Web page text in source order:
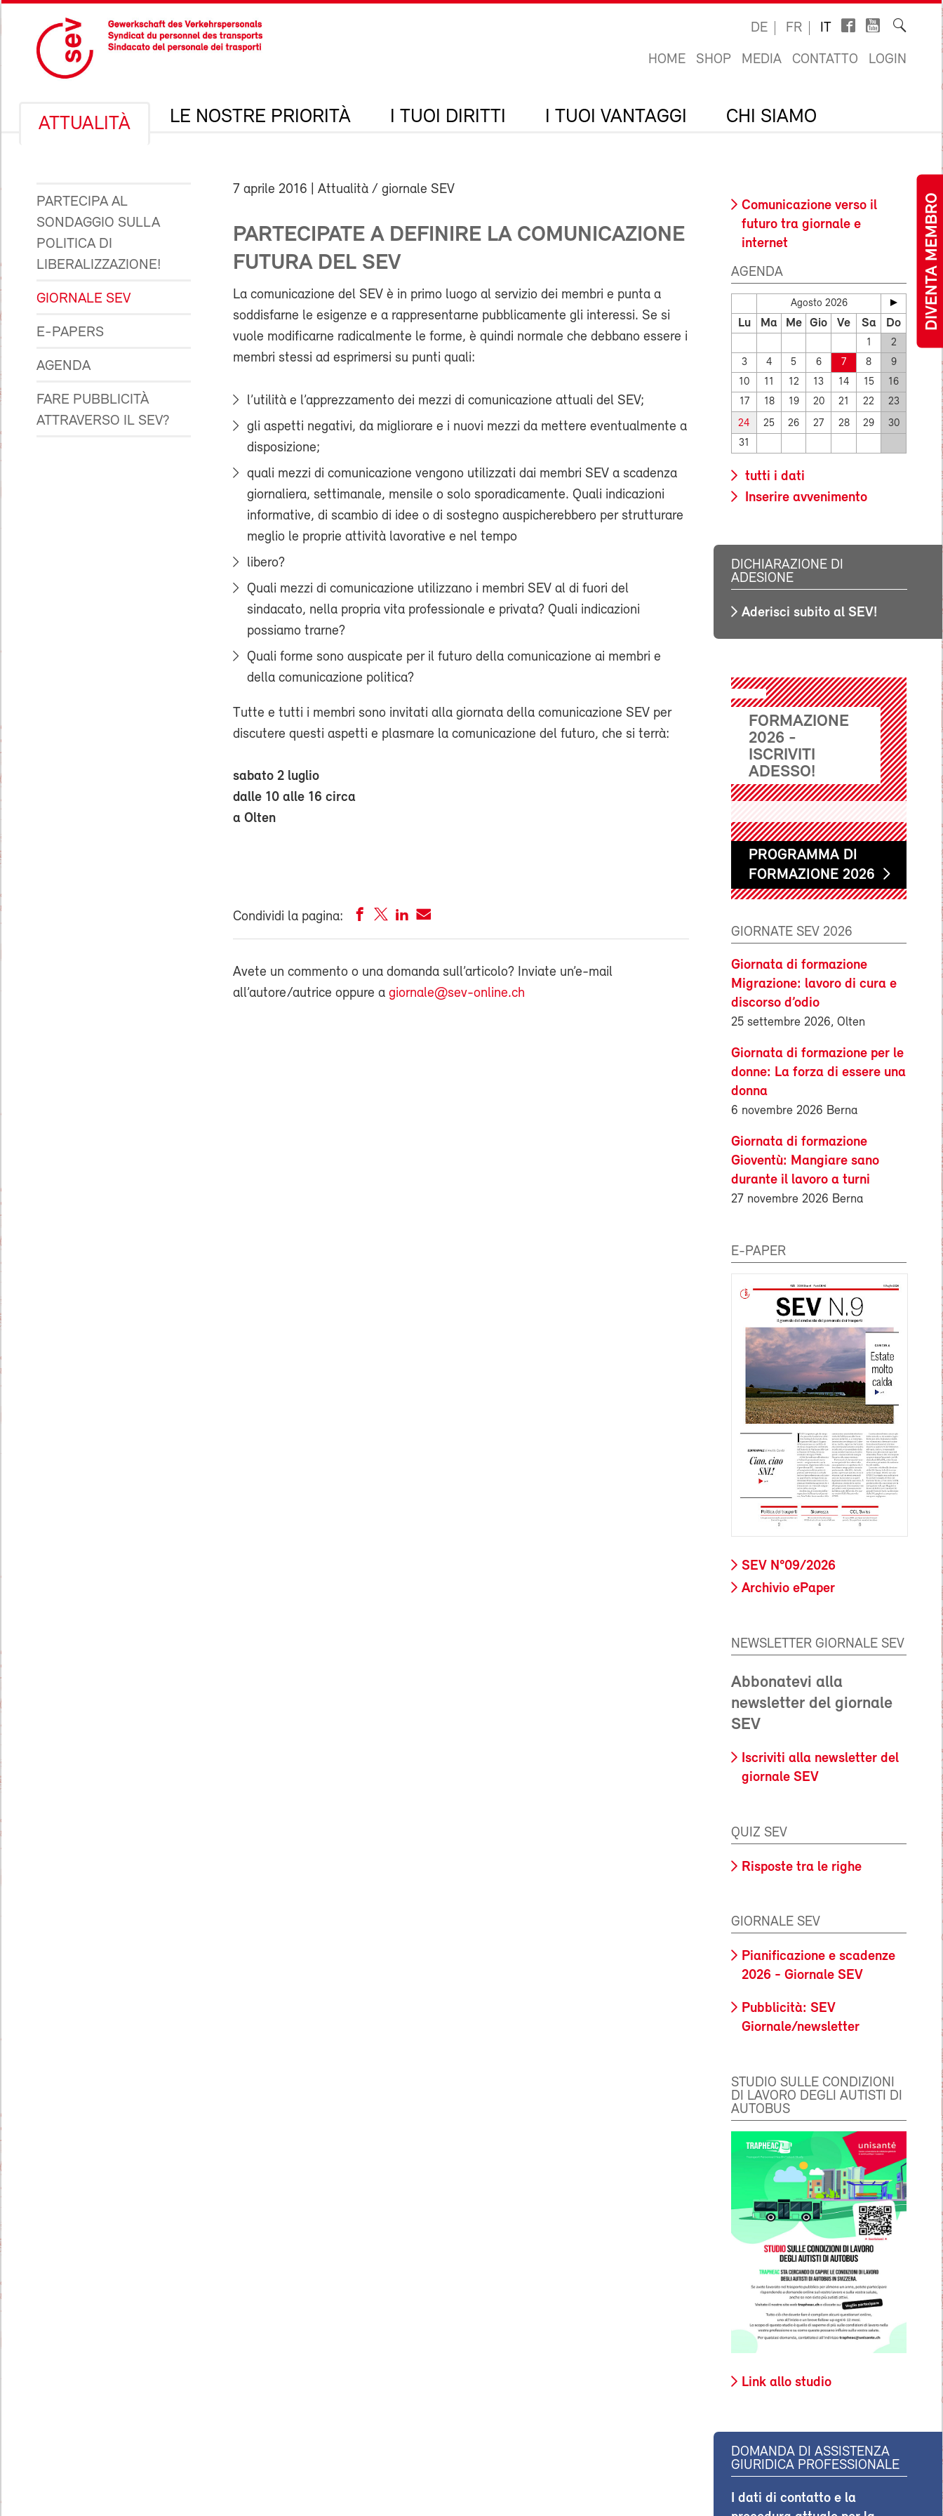
DIVENTA MEMBRO
DE FR IT
HOME SHOP MEDIA CONTATTO LOGIN
ATTUALITÀ LE NOSTRE PRIORITÀ I TUOI DIRITTI I TUOI VANTAGGI CHI SIAMO
PARTECIPA AL
SONDAGGIO SULLA
POLITICA DI
LIBERALIZZAZIONE!
GIORNALE SEV
E-PAPERS
AGENDA
FARE PUBBLICITÀ
ATTRAVERSO IL SEV?
7 aprile 2016 | Attualità / giornale SEV
PARTECIPATE A DEFINIRE LA COMUNICAZIONE
FUTURA DEL SEV
La comunicazione del SEV è in primo luogo al servizio dei membri e punta a
soddisfarne le esigenze e a rappresentarne pubblicamente gli interessi. Se si
vuole modificarne radicalmente le forme, è quindi normale che debbano essere i
membri stessi ad esprimersi su punti quali:
l’utilità e l’apprezzamento dei mezzi di comunicazione attuali del SEV;
gli aspetti negativi, da migliorare e i nuovi mezzi da mettere eventualmente a
disposizione;
quali mezzi di comunicazione vengono utilizzati dai membri SEV a scadenza
giornaliera, settimanale, mensile o solo sporadicamente. Quali indicazioni
informative, di scambio di idee o di sostegno auspicherebbero per strutturare
meglio le proprie attività lavorative e nel tempo
libero?
Quali mezzi di comunicazione utilizzano i membri SEV al di fuori del
sindacato, nella propria vita professionale e privata? Quali indicazioni
possiamo trarne?
Quali forme sono auspicate per il futuro della comunicazione ai membri e
della comunicazione politica?
Tutte e tutti i membri sono invitati alla giornata della comunicazione SEV per
discutere questi aspetti e plasmare la comunicazione del futuro, che si terrà:
sabato 2 luglio
dalle 10 alle 16 circa
a Olten
Condividi la pagina:
Avete un commento o una domanda sull’articolo? Inviate un’e-mail
all’autore/autrice oppure a giornale@sev-online.ch
Comunicazione verso il
futuro tra giornale e
internet
AGENDA
Agosto 2026
Lu Ma Me Gio Ve Sa Do
1
2
3
4 5 6 7 8
9
10
11 12 13 14 15
16
17
18 19 20 21 22 23
24 25 26 27 28 29
30
31
tutti i dati
Inserire avvenimento
DICHIARAZIONE DI
ADESIONE
Aderisci subito al SEV!
FORMAZIONE
2026 -
ISCRIVITI
ADESSO!
PROGRAMMA DI
FORMAZIONE 2026
GIORNATE SEV 2026
Giornata di formazione
Migrazione: lavoro di cura e
discorso d’odio
25 settembre 2026, Olten
Giornata di formazione per le
donne: La forza di essere una
donna
6 novembre 2026 Berna
Giornata di formazione
Gioventù: Mangiare sano
durante il lavoro a turni
27 novembre 2026 Berna
E-PAPER
SEV N°09/2026
Archivio ePaper
NEWSLETTER GIORNALE SEV
Abbonatevi alla
newsletter del giornale
SEV
Iscriviti alla newsletter del
giornale SEV
QUIZ SEV
Risposte tra le righe
GIORNALE SEV
Pianificazione e scadenze
2026 - Giornale SEV
Pubblicità: SEV
Giornale/newsletter
STUDIO SULLE CONDIZIONI
DI LAVORO DEGLI AUTISTI DI
AUTOBUS
Link allo studio
DOMANDA DI ASSISTENZA
GIURIDICA PROFESSIONALE
I dati di contatto e la